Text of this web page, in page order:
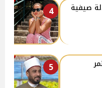
4
صيفية
5